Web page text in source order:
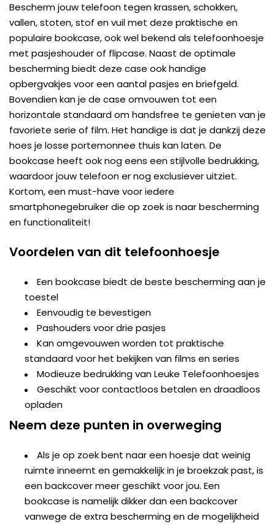
Bescherm jouw telefoon tegen krassen, schokken,
vallen, stoten, stof en vuil met deze praktische en
populaire bookcase, ook wel bekend als telefoonhoesje
met pasjeshouder of flipcase. Naast de optimale
bescherming biedt deze case ook handige
opbergvakjes voor een aantal pasjes en briefgeld.
Bovendien kan je de case omvouwen tot een
horizontale standaard om handsfree te genieten van je
favoriete serie of film. Het handige is dat je dankzij deze
hoes je losse portemonnee thuis kan laten. De
bookcase heeft ook nog eens een stijlvolle bedrukking,
waardoor jouw telefoon er nog exclusiever uitziet.
Kortom, een must-have voor iedere
smartphonegebruiker die op zoek is naar bescherming
en functionaliteit!
Voordelen van dit telefoonhoesje
Een bookcase biedt de beste bescherming aan je
toestel
Eenvoudig te bevestigen
Pashouders voor drie pasjes
Kan omgevouwen worden tot praktische
standaard voor het bekijken van films en series
Modieuze bedrukking van Leuke Telefoonhoesjes
Geschikt voor contactloos betalen en draadloos
opladen
Neem deze punten in overweging
Als je op zoek bent naar een hoesje dat weinig
ruimte inneemt en gemakkelijk in je broekzak past, is
een backcover meer geschikt voor jou. Een
bookcase is namelijk dikker dan een backcover
vanwege de extra bescherming en de mogelijkheid